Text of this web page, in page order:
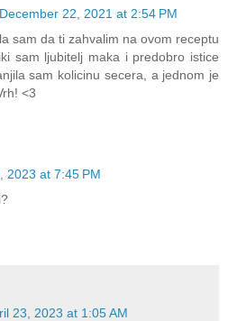
December 22, 2021 at 2:54 PM
sam da ti zahvalim na ovom receptu
sam ljubitelj maka i predobro istice
sam kolicinu secera, a jednom je
<3
2023 at 7:45 PM
23, 2023 at 1:05 AM